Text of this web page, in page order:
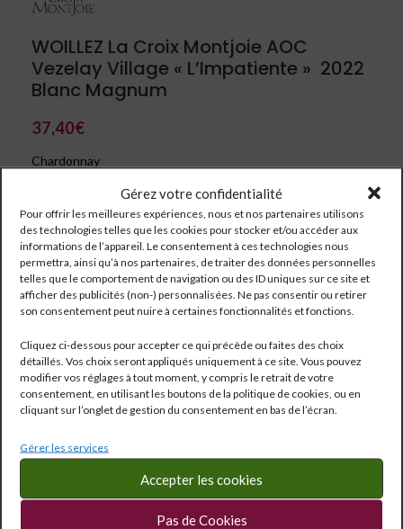
Gérez votre confidentialité
Pour offrir les meilleures expériences, nous et nos partenaires utilisons
des technologies telles que les cookies pour stocker et/ou accéder aux
informations de l’appareil. Le consentement à ces technologies nous
permettra, ainsi qu’à nos partenaires, de traiter des données personnelles
telles que le comportement de navigation ou des ID uniques sur ce site et
afficher des publicités (non-) personnalisées. Ne pas consentir ou retirer
son consentement peut nuire à certaines fonctionnalités et fonctions.
Cliquez ci-dessous pour accepter ce qui précède ou faites des choix
détaillés. Vos choix seront appliqués uniquement à ce site. Vous pouvez
modifier vos réglages à tout moment, y compris le retrait de votre
consentement, en utilisant les boutons de la politique de cookies, ou en
cliquant sur l’onglet de gestion du consentement en bas de l’écran.
Gérer les services
Accepter les cookies
Pas de Cookies
WOILLEZ La Croix Montjoie AOC
Vezelay Village « L’Impatiente » 2022
Blanc Magnum
37,40€
Chardonnay
Réf:2603
13°,Grand Format